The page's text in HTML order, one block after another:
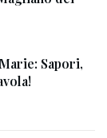
Sapori,